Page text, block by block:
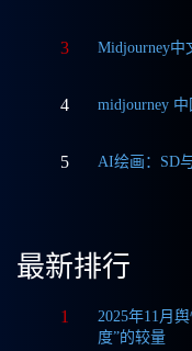
3 Midjourney中
4 midjourney 中
5 AI绘画：SD
最新排行
1
2025年11月
度”的较量